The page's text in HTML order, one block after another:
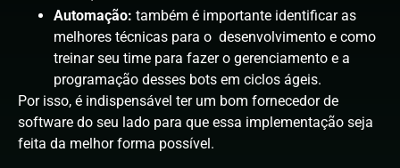
Automação: também é importante identificar as
melhores técnicas para o desenvolvimento e como
treinar seu time para fazer o gerenciamento e a
programação desses bots em ciclos ágeis.
Por isso, é indispensável ter um bom fornecedor de
software do seu lado para que essa implementação seja
feita da melhor forma possível.